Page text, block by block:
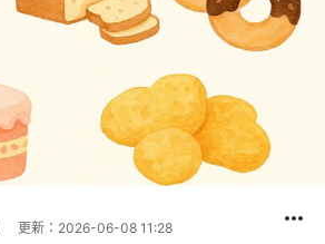
更新： 2026-06-08 11:28